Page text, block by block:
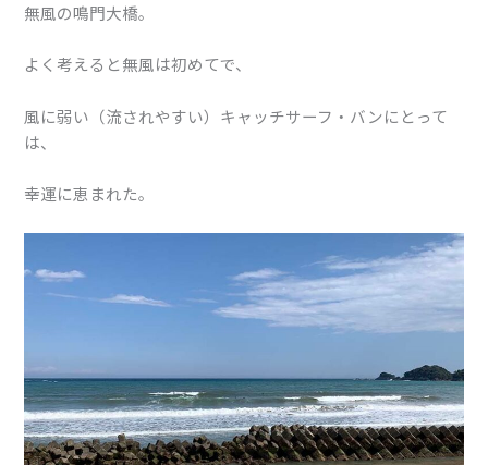
無風の鳴門大橋。
よく考えると無風は初めてで、
風に弱い（流されやすい）キャッチサーフ・バンにとって
は、
幸運に恵まれた。